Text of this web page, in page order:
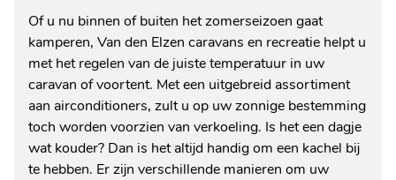
Of u nu binnen of buiten het zomerseizoen gaat
kamperen, Van den Elzen caravans en recreatie helpt u
met het regelen van de juiste temperatuur in uw
caravan of voortent. Met een uitgebreid assortiment
aan airconditioners, zult u op uw zonnige bestemming
toch worden voorzien van verkoeling. Is het een dagje
wat kouder? Dan is het altijd handig om een kachel bij
te hebben. Er zijn verschillende manieren om uw